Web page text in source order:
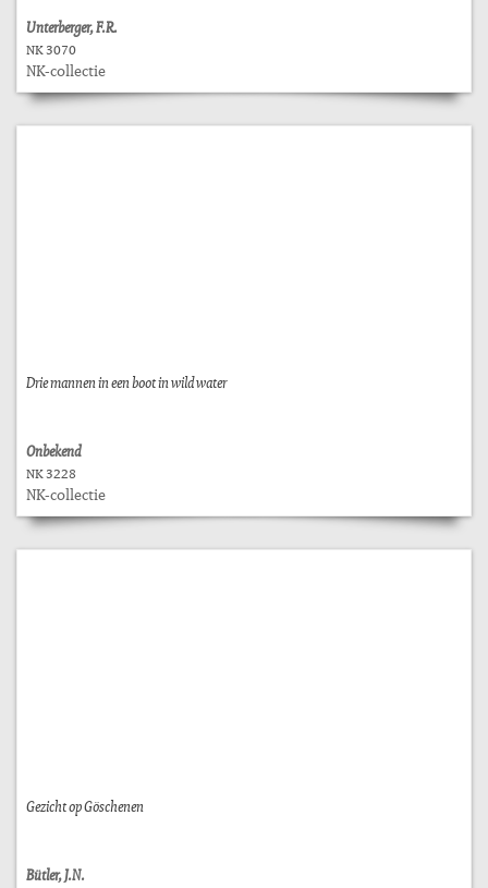
Unterberger, F.R.
NK 3070
NK-collectie
Drie mannen in een boot in wild water
Onbekend
NK 3228
NK-collectie
Gezicht op Göschenen
Bütler, J.N.